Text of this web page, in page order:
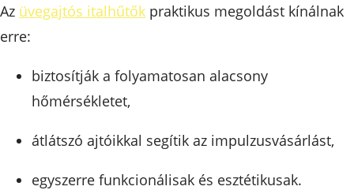
Az üvegajtós italhűtők praktikus megoldást kínálnak
erre:
biztosítják a folyamatosan alacsony
hőmérsékletet,
átlátszó ajtóikkal segítik az impulzusvásárlást,
egyszerre funkcionálisak és esztétikusak.